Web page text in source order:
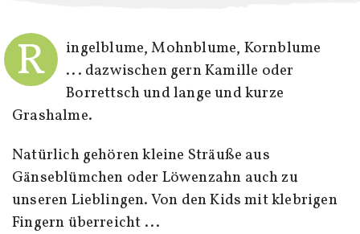
R
ingelblume, Mohnblume, Kornblume
... dazwischen gern Kamille oder
Borrettsch und lange und kurze
Grashalme.
Natürlich gehören kleine Sträuße aus
Gänseblümchen oder Löwenzahn auch zu
unseren Lieblingen. Von den Kids mit klebrigen
Fingern überreicht ...